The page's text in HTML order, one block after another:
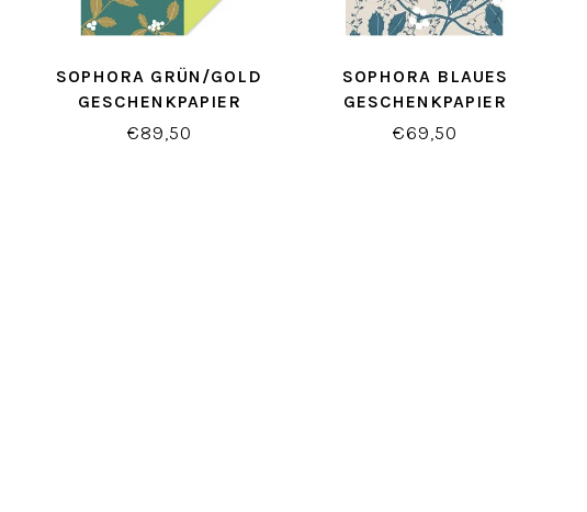
SOPHORA GRÜN/GOLD
GESCHENKPAPIER
€89,50
SOPHORA BLAUES
GESCHENKPAPIER
€69,50